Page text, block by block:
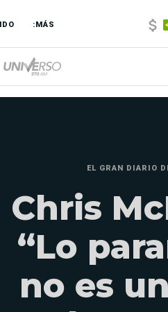
:MÁS
EL GRAN DIARIO
Chris
“Lo
no es